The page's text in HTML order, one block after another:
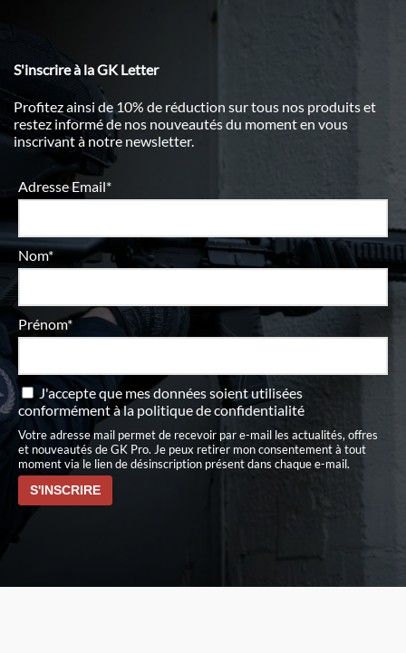
S'inscrire à la GK Letter
Profitez ainsi de 10% de réduction sur tous nos produits et
restez informé de nos nouveautés du moment en vous
inscrivant à notre newsletter.
Adresse Email*
Nom*
Prénom*
J'accepte que mes données soient utilisées
conformément àla politique de confidentialité
Votre adresse mail permet de recevoir par e-mail les actualités, offres
et nouveautés de GK Pro. Je peux retirer mon consentement à tout
moment via le lien de désinscription présent dans chaque e-mail.